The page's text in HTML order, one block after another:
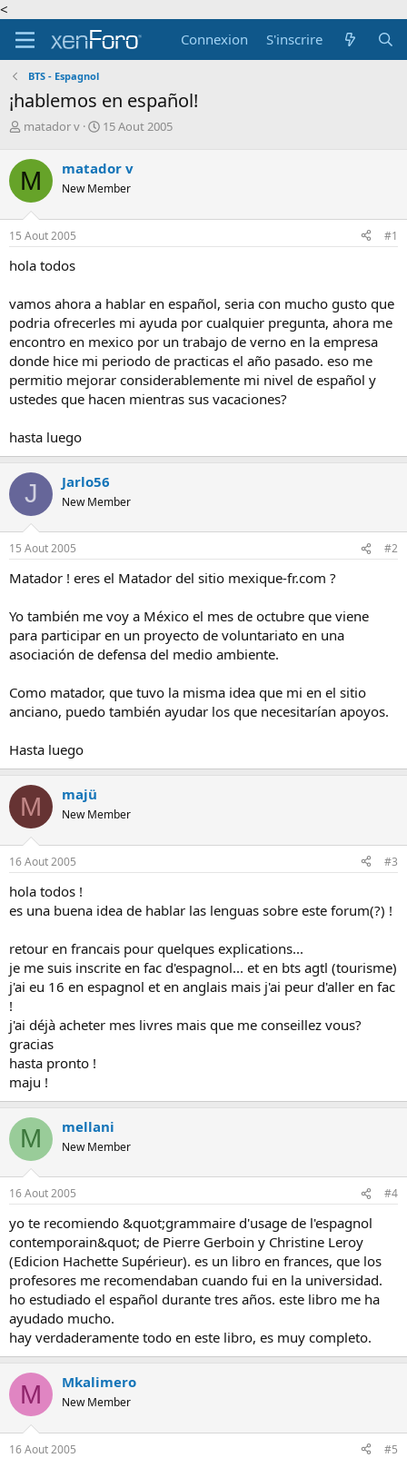
<
Connexion
S'inscrire
BTS - Espagnol
¡hablemos en español!
A
t
e
u
r
d
e
a
i
s
c
s
s
i
n
matador v
D
e
d
d
15 Aout 2005
M matador v
New Member
15 Aout 2005 #1
hola todos
vamos ahora a hablar en español, seria con mucho gusto que
podria ofrecerles mi ayuda por cualquier pregunta, ahora me
encontro en mexico por un trabajo de verno en la empresa
donde hice mi periodo de practicas el año pasado. eso me
permitio mejorar considerablemente mi nivel de español y
ustedes que hacen mientras sus vacaciones?
hasta luego
J Jarlo56
New Member
15 Aout 2005 #2
Matador ! eres el Matador del sitio mexique-fr.com ?
Yo también me voy a México el mes de octubre que viene
para participar en un proyecto de voluntariato en una
asociación de defensa del medio ambiente.
Como matador, que tuvo la misma idea que mi en el sitio
anciano, puedo también ayudar los que necesitarían apoyos.
Hasta luego
M majü
New Member
16 Aout 2005 #3
hola todos !
es una buena idea de hablar las lenguas sobre este forum(?) !
retour en francais pour quelques explications...
je me suis inscrite en fac d'espagnol... et en bts agtl (tourisme)
j'ai eu 16 en espagnol et en anglais mais j'ai peur d'aller en fac
!
j'ai déjà acheter mes livres mais que me conseillez vous?
gracias
hasta pronto !
maju !
M mellani
New Member
16 Aout 2005 #4
yo te recomiendo &quot;grammaire d'usage de l'espagnol
contemporain&quot; de Pierre Gerboin y Christine Leroy
(Edicion Hachette Supérieur). es un libro en frances, que los
profesores me recomendaban cuando fui en la universidad.
ho estudiado el español durante tres años. este libro me ha
ayudado mucho.
hay verdaderamente todo en este libro, es muy completo.
M Mkalimero
New Member
16 Aout 2005 #5